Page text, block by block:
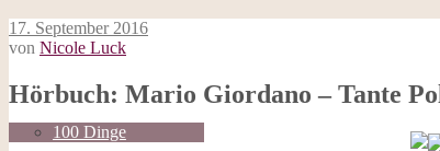
Blog
100 Dinge
17. September 2016
von Nicole Luck
Hörbuch: Mario Giordano – Tante